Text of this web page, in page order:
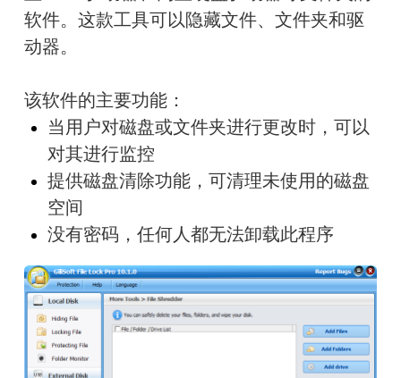
软件。这款工具可以隐藏文件、文件夹和驱
动器。
该软件的主要功能：
当用户对磁盘或文件夹进行更改时，可以
对其进行监控
提供磁盘清除功能，可清理未使用的磁盘
空间
没有密码，任何人都无法卸载此程序